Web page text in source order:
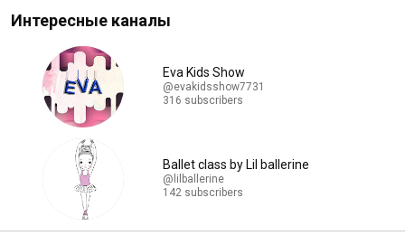
Интересные каналы
Eva Kids Show
@evakidsshow7731
316 subscribers
Ballet class by Lil ballerine
@lilballerine
142 subscribers